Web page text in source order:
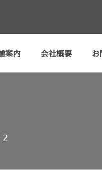
案内 会社概要 お
2